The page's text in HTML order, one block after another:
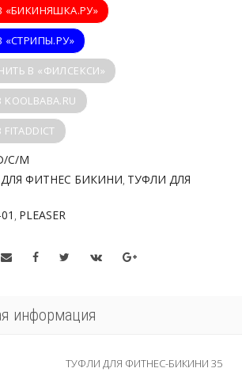
«БИКИНЯШКА.РУ»
«СТРИПЫ.РУ»
В «ФИЛСЕКСИ»
C/M
ФИТНЕС БИКИНИ ТУФЛИ ДЛЯ
PLEASER
информация
ТУФЛИ ДЛЯ ФИТНЕС-БИКИНИ 35